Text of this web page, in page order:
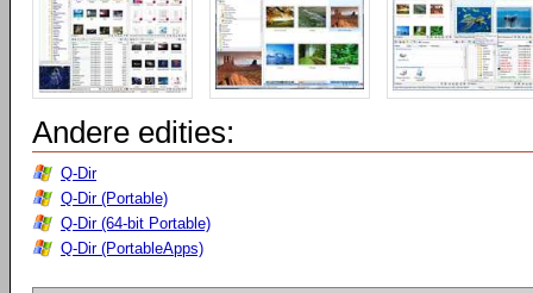
Andere edities:
Q-Dir
Q-Dir (Portable)
Q-Dir (64-bit Portable)
Q-Dir (PortableApps)